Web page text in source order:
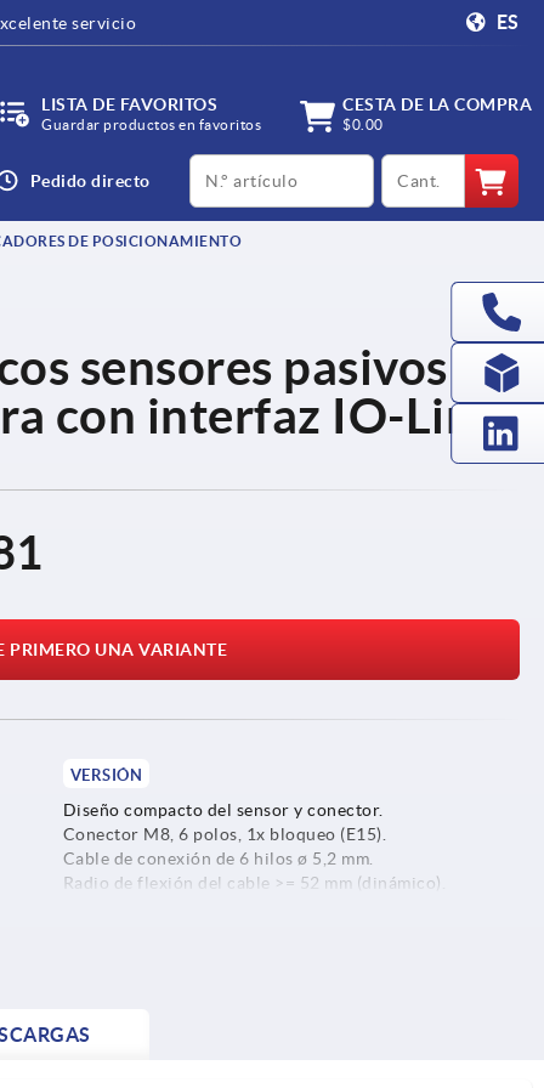
servicio ES
LISTA DE FAVORITOS
Guardar productos en favoritos
CESTA DE LA COMPRA
$0.00
Pedido directo
productCode qty
DE POSICIONAMIENTO
sensores pasivos
con interfaz IO-Link
PRIMERO UNA VARIANTE
VERSIÓN
Diseño compacto del sensor y conector.
Conector M8, 6 polos, 1x bloqueo (E15).
Cable de conexión de 6 hilos ø 5,2 mm.
Radio de flexión del cable >= 52 mm (dinámico).